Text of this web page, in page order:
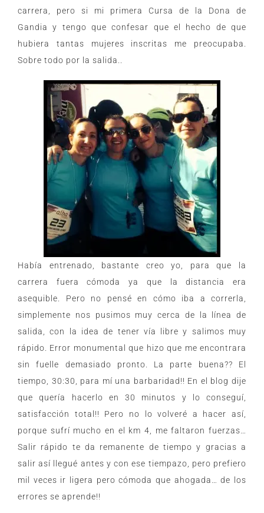
carrera, pero si mi primera Cursa de la Dona de
Gandia y tengo que confesar que el hecho de que
hubiera tantas mujeres inscritas me preocupaba.
Sobre todo por la salida..
Había entrenado, bastante creo yo, para que la
carrera fuera cómoda ya que la distancia era
asequible. Pero no pensé en cómo iba a correrla,
simplemente nos pusimos muy cerca de la línea de
salida, con la idea de tener vía libre y salimos muy
rápido. Error monumental que hizo que me encontrara
sin fuelle demasiado pronto. La parte buena?? El
tiempo, 30:30, para mí una barbaridad!! En el blog dije
que quería hacerlo en 30 minutos y lo conseguí,
satisfacción total!! Pero no lo volveré a hacer así,
porque sufrí mucho en el km 4, me faltaron fuerzas…
Salir rápido te da remanente de tiempo y gracias a
salir así llegué antes y con ese tiempazo, pero prefiero
mil veces ir ligera pero cómoda que ahogada… de los
errores se aprende!!